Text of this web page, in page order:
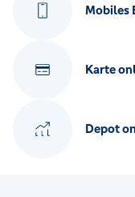
Mobiles
Karte
Depot